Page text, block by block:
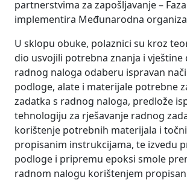
partnerstvima za zapošljavanje – Faza
implementira Međunarodna
U sklopu obuke, polaznici su kroz
dio usvojili potrebna znanja i vještine
radnog naloga odaberu ispravan
podloge, alate i materijale potrebne
zadatka s radnog naloga, predlože
tehnologiju za rješavanje radnog
korištenje potrebnih materijala i
propisanim instrukcijama, te izvedu
podloge i pripremu epoksi smole
radnom nalogu korištenjem